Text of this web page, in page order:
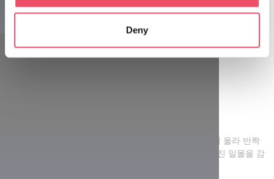
which can be accurate to within several meters
Identify your device by actively scanning it for
specific characteristics (fingerprinting)
We also share information about your use of our site with
our social media, advertising and analytics partners who
Deny
발라톤 호수 주변에 30개 이상 설치된 전망대 중 하나에 올라 반짝
이는 호수와 화산 산의 풍경을 즐기거나 보트를 타고 멋진 일몰을 감